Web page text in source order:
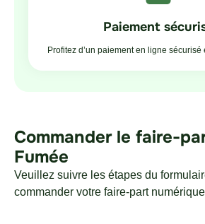
Paiement
Profitez d’un paiement en ligne sécurisé
Commander le faire-
Fumée
Veuillez suivre les étapes du
commander votre faire-part